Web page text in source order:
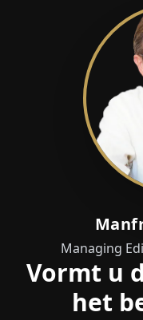
Managing
Vormt u
het